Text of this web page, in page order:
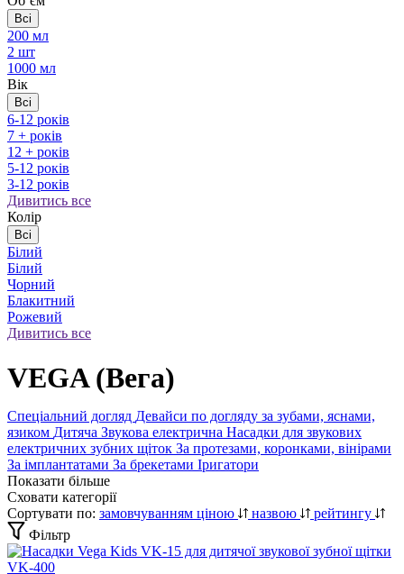
Всі
200 мл
2 шт
1000 мл
Вік
Всі
6-12 років
7 + років
12 + років
5-12 років
3-12 років
Дивитись все
Колір
Всі
Білий
Білий
Чорний
Блакитний
Рожевий
Дивитись все
VEGA (Вега)
Спеціальний догляд Девайси по догляду за зубами, яснами,
язиком Дитяча Звукова електрична Насадки для звукових
електричних зубних щіток За протезами, коронками, вінірами
За імплантатами За брекетами Іригатори
Показати більше
Сховати категорії
Сортувати по: замовчуванням ціною назвою
рейтингу
Фільтр